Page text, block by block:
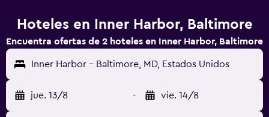
Hoteles en Inner Harbor, Baltimore
Encuentra ofertas de 2 hoteles en Inner Harbor, Baltimore
Inner Harbor - Baltimore, MD, Estados Unidos
jue. 13/8 - vie. 14/8